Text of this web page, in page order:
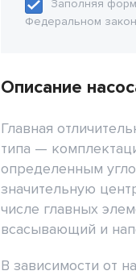
Заполняя
Федеральном
Описание
Главная
типа —
определенным
значительную
числе главных
всасывающий и
В зависимости от